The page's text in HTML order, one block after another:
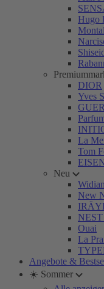
Hugo
DIOR
Yves
La
Tom
Neu
Widian
New
Ouai
La
Angebote &
☀️ Sommer